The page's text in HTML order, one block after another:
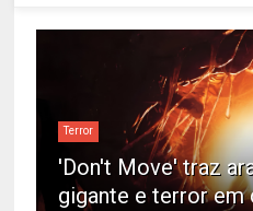
Terror
'Don't Move' traz
gigante e terror em